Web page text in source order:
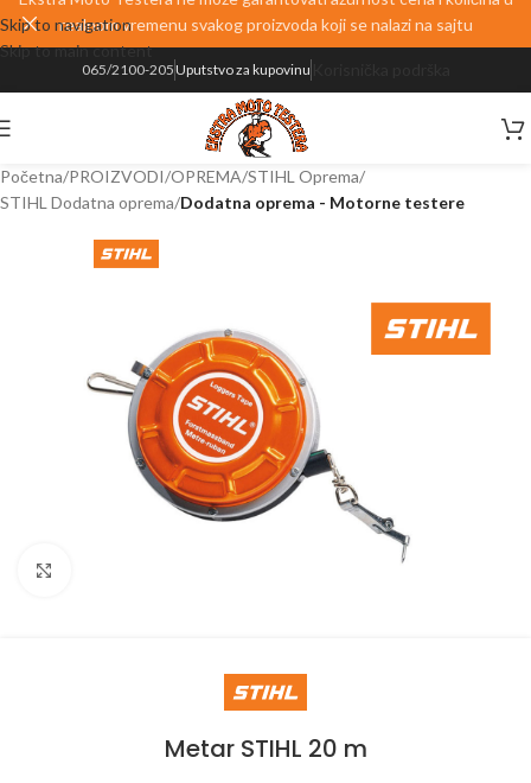
Skip to navigation
Skip to main content
realnom vremenu svakog proizvoda koji se nalazi na sajtu
065/2100-205Uputstvo za kupovinu
Početna PROIZVODI OPREMA STIHL Oprema
STIHL Dodatna oprema Dodatna oprema - Motorne testere
Metar STIHL 20 m